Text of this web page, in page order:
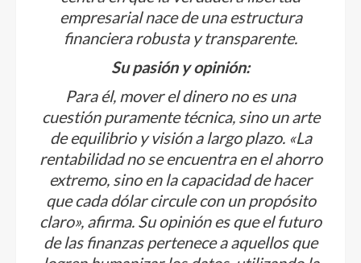
empresarial nace de una estructura
financiera robusta y transparente.
Su pasión y opinión:
Para él, mover el dinero no es una
cuestión puramente técnica, sino un arte
de equilibrio y visión a largo plazo. «La
rentabilidad no se encuentra en el ahorro
extremo, sino en la capacidad de hacer
que cada dólar circule con un propósito
claro», afirma. Su opinión es que el futuro
de las finanzas pertenece a aquellos que